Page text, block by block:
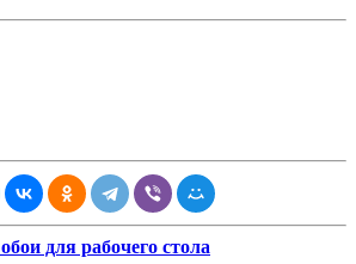
для рабочего стола